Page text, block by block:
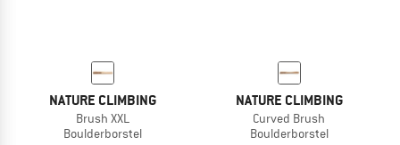
NATURE CLIMBING
Brush XXL
Boulderborstel
NATURE CLIMBING
Curved Brush
Boulderborstel